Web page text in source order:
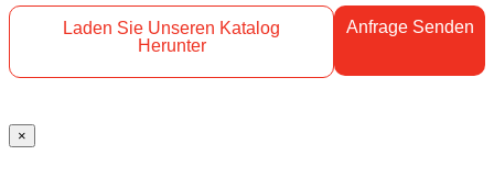
Laden Sie Unseren Katalog
Herunter
Anfrage Senden
×